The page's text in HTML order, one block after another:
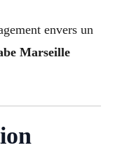
envers un
Marseille